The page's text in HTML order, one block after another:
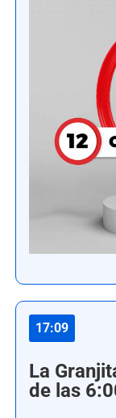
17:09
La
de las